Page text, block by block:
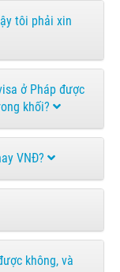
tôi phải xin
ở Pháp được
khối?
VNĐ?
không, và